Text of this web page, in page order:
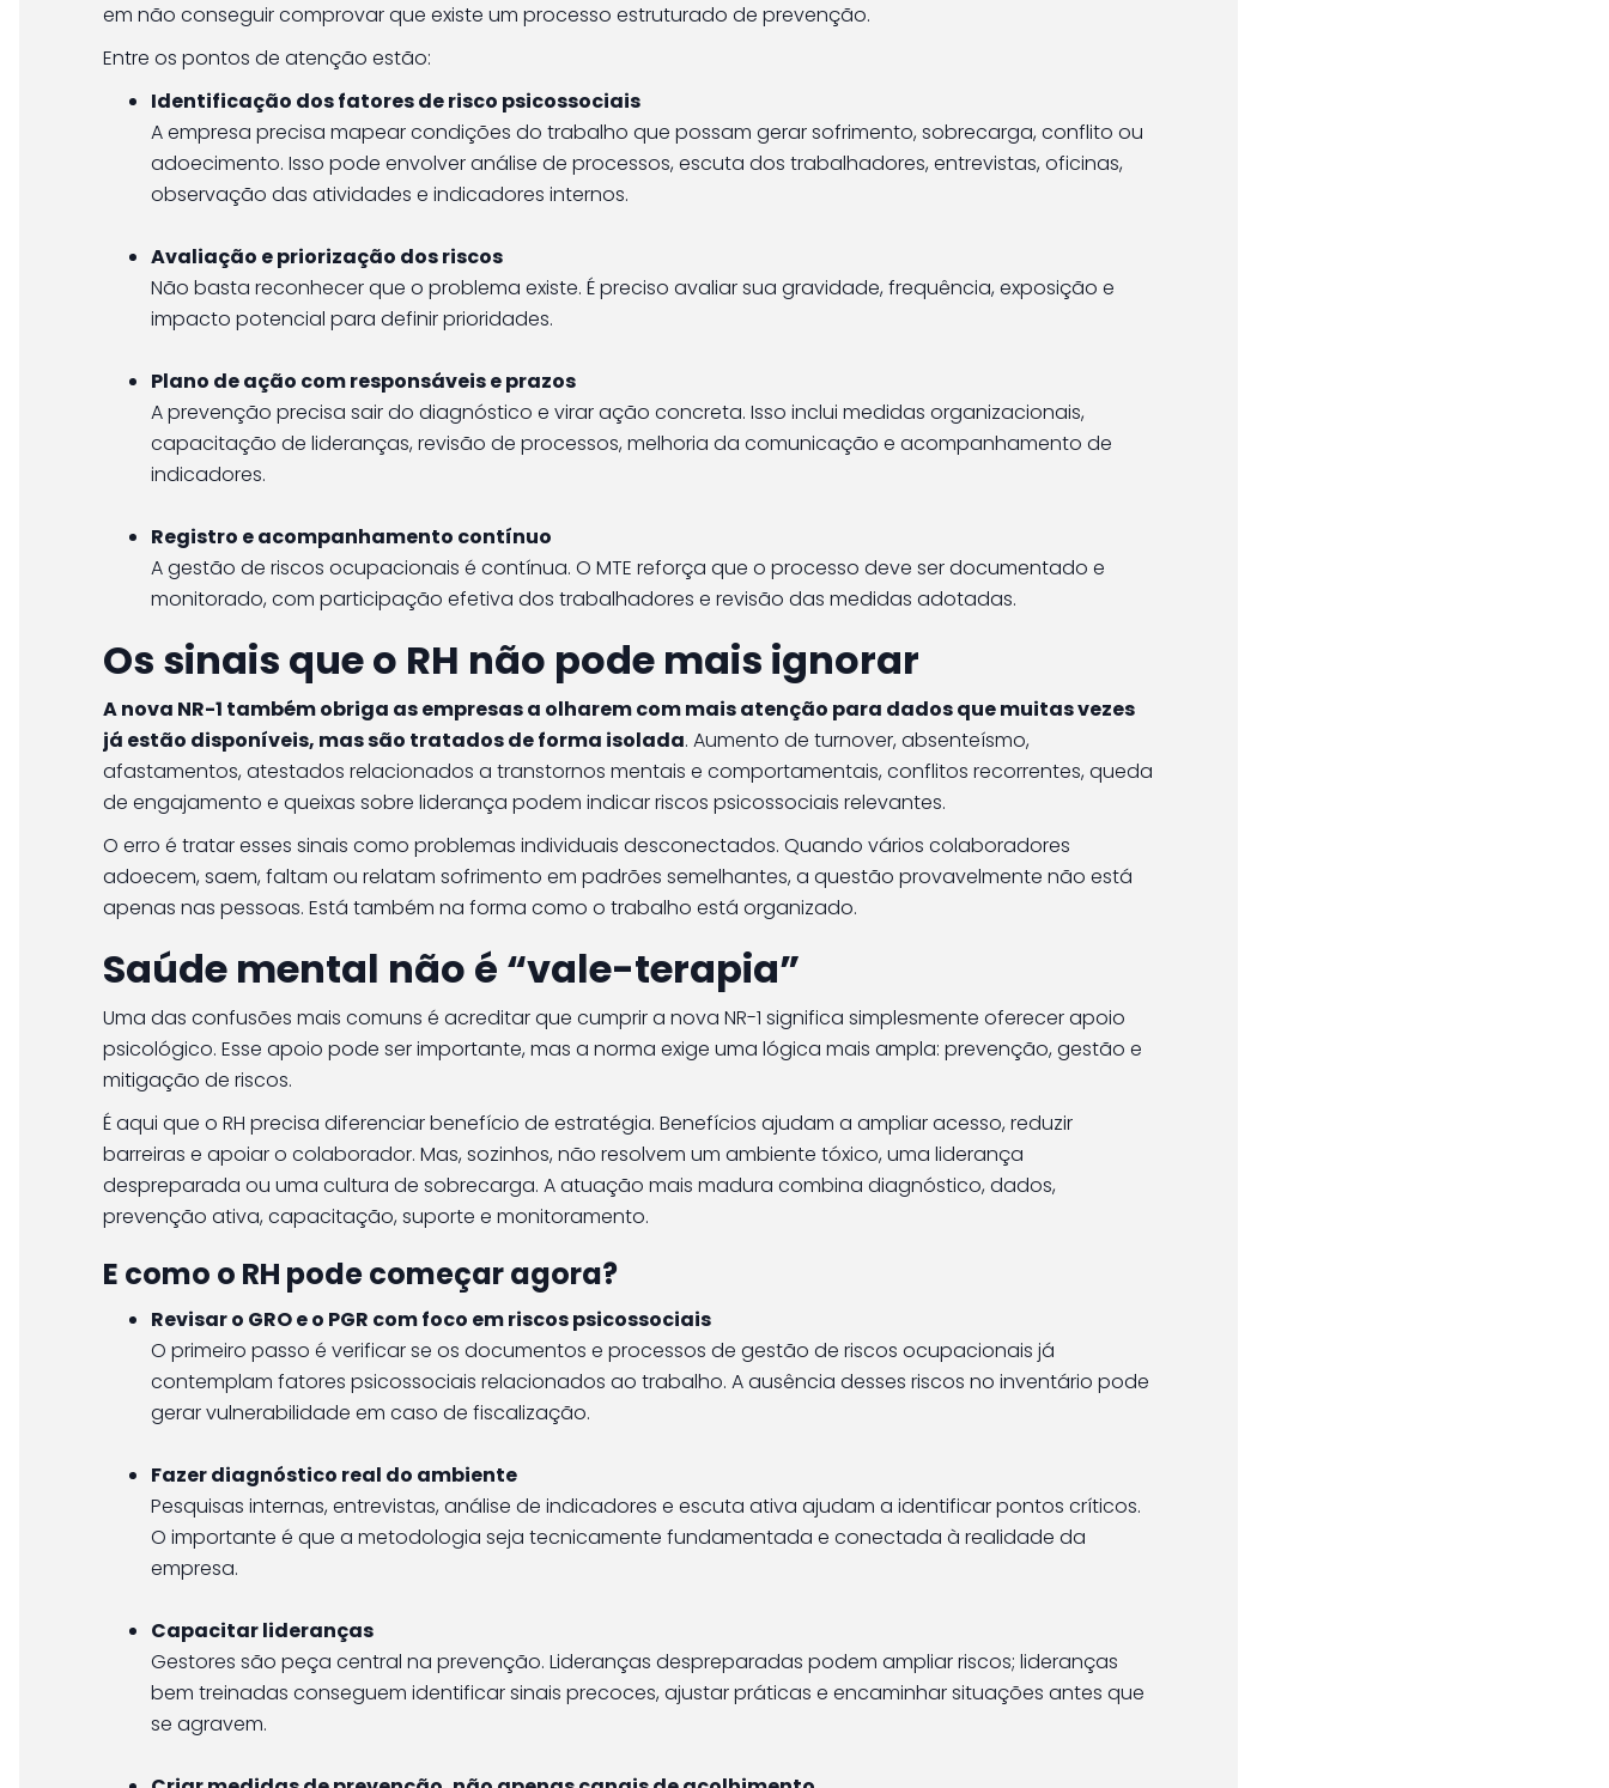
em não conseguir comprovar que existe um processo estruturado de prevenção.
Entre os pontos de atenção estão:
Identificação dos fatores de risco psicossociais
A empresa precisa mapear condições do trabalho que possam gerar sofrimento, sobrecarga, conflito ou
adoecimento. Isso pode envolver análise de processos, escuta dos trabalhadores, entrevistas, oficinas,
observação das atividades e indicadores internos.
Avaliação e priorização dos riscos
Não basta reconhecer que o problema existe. É preciso avaliar sua gravidade, frequência, exposição e
impacto potencial para definir prioridades.
Plano de ação com responsáveis e prazos
A prevenção precisa sair do diagnóstico e virar ação concreta. Isso inclui medidas organizacionais,
capacitação de lideranças, revisão de processos, melhoria da comunicação e acompanhamento de
indicadores.
Registro e acompanhamento contínuo
A gestão de riscos ocupacionais é contínua. O MTE reforça que o processo deve ser documentado e
monitorado, com participação efetiva dos trabalhadores e revisão das medidas adotadas.
Os sinais que o RH não pode mais ignorar
A nova NR-1 também obriga as empresas a olharem com mais atenção para dados que muitas vezes
já estão disponíveis, mas são tratados de forma isolada. Aumento de turnover, absenteísmo,
afastamentos, atestados relacionados a transtornos mentais e comportamentais, conflitos recorrentes, queda
de engajamento e queixas sobre liderança podem indicar riscos psicossociais relevantes.
O erro é tratar esses sinais como problemas individuais desconectados. Quando vários colaboradores
adoecem, saem, faltam ou relatam sofrimento em padrões semelhantes, a questão provavelmente não está
apenas nas pessoas. Está também na forma como o trabalho está organizado.
Saúde mental não é “vale-terapia”
Uma das confusões mais comuns é acreditar que cumprir a nova NR-1 significa simplesmente oferecer apoio
psicológico. Esse apoio pode ser importante, mas a norma exige uma lógica mais ampla: prevenção, gestão e
mitigação de riscos.
É aqui que o RH precisa diferenciar benefício de estratégia. Benefícios ajudam a ampliar acesso, reduzir
barreiras e apoiar o colaborador. Mas, sozinhos, não resolvem um ambiente tóxico, uma liderança
despreparada ou uma cultura de sobrecarga. A atuação mais madura combina diagnóstico, dados,
prevenção ativa, capacitação, suporte e monitoramento.
E como o RH pode começar agora?
Revisar o GRO e o PGR com foco em riscos psicossociais
O primeiro passo é verificar se os documentos e processos de gestão de riscos ocupacionais já
contemplam fatores psicossociais relacionados ao trabalho. A ausência desses riscos no inventário pode
gerar vulnerabilidade em caso de fiscalização.
Fazer diagnóstico real do ambiente
Pesquisas internas, entrevistas, análise de indicadores e escuta ativa ajudam a identificar pontos críticos.
O importante é que a metodologia seja tecnicamente fundamentada e conectada à realidade da
empresa.
Capacitar lideranças
Gestores são peça central na prevenção. Lideranças despreparadas podem ampliar riscos; lideranças
bem treinadas conseguem identificar sinais precoces, ajustar práticas e encaminhar situações antes que
se agravem.